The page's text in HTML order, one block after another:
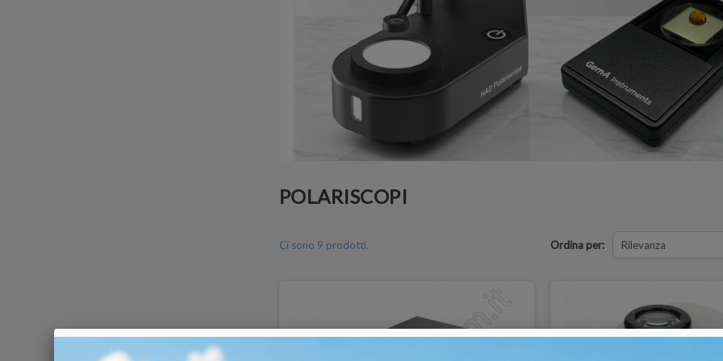
POLARISCOPI
Ordina per: Rilevanza
Ci sono 9 prodotti.